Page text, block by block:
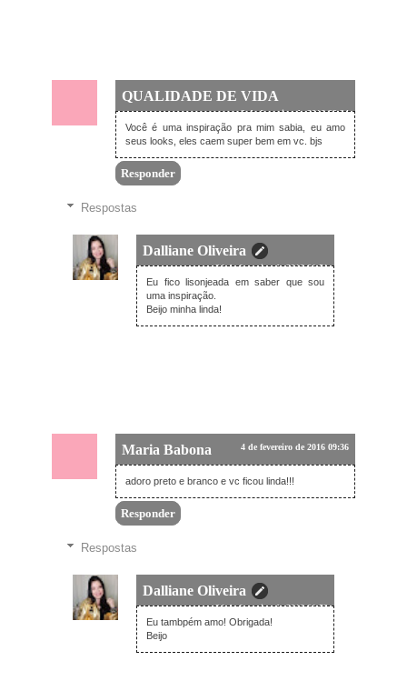
QUALIDADE DE VIDA
3 de fevereiro de 2016 22:34
Você é uma inspiração pra mim sabia, eu amo
seus looks, eles caem super bem em vc. bjs
Responder
Respostas
Dalliane Oliveira
24 de fevereiro de 2016 01:51
Eu fico lisonjeada em saber que sou
uma inspiração.
Beijo minha linda!
Maria Babona 4 de fevereiro de 2016 09:36
adoro preto e branco e vc ficou linda!!!
Responder
Respostas
Dalliane Oliveira
24 de fevereiro de 2016 01:52
Eu tambpém amo! Obrigada!
Beijo